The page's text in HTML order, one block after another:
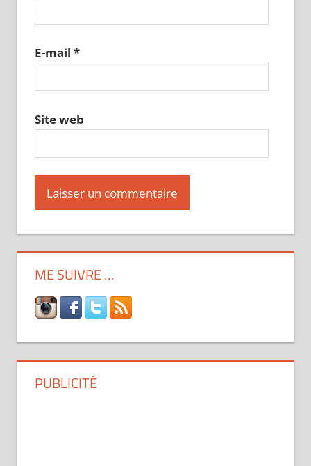
E-mail *
Site web
ME SUIVRE …
PUBLICITÉ